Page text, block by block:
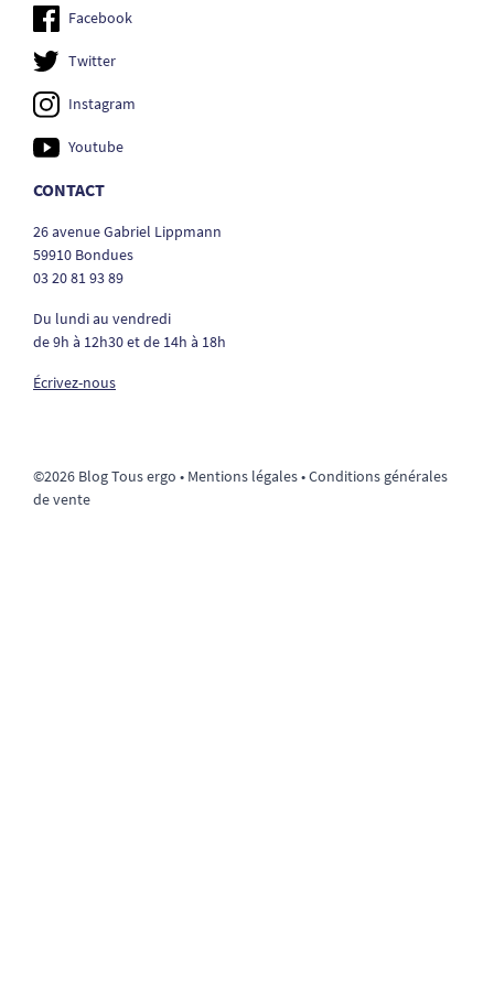
Facebook
Twitter
Instagram
Youtube
CONTACT
26 avenue Gabriel Lippmann
59910 Bondues
03 20 81 93 89
Du lundi au vendredi
de 9h à 12h30 et de 14h à 18h
Écrivez-nous
©2026 Blog Tous ergo • Mentions légales•Conditions générales
de vente